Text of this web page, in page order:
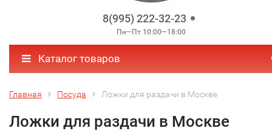
8(995) 222-32-23
Пн—Пт 10:00—18:00
Каталог товаров
Главная Посуда Ложки для раздачи в Москве
Ложки для раздачи в Москве